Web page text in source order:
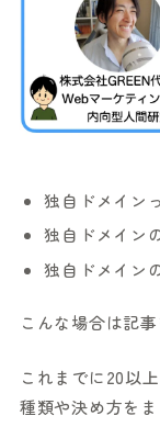
独自ドメイン
独自ドメイン
独自ドメイン
こんな場合は記
これまでに20以
種類や決め方をま